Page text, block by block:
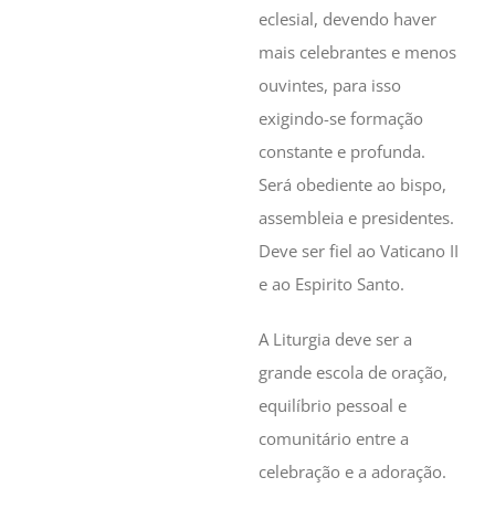
eclesial, devendo haver
mais celebrantes e menos
ouvintes, para isso
exigindo-se formação
constante e profunda.
Será obediente ao bispo,
assembleia e presidentes.
Deve ser fiel ao Vaticano II
e ao Espirito Santo.
A Liturgia deve ser a
grande escola de oração,
equilíbrio pessoal e
comunitário entre a
celebração e a adoração.